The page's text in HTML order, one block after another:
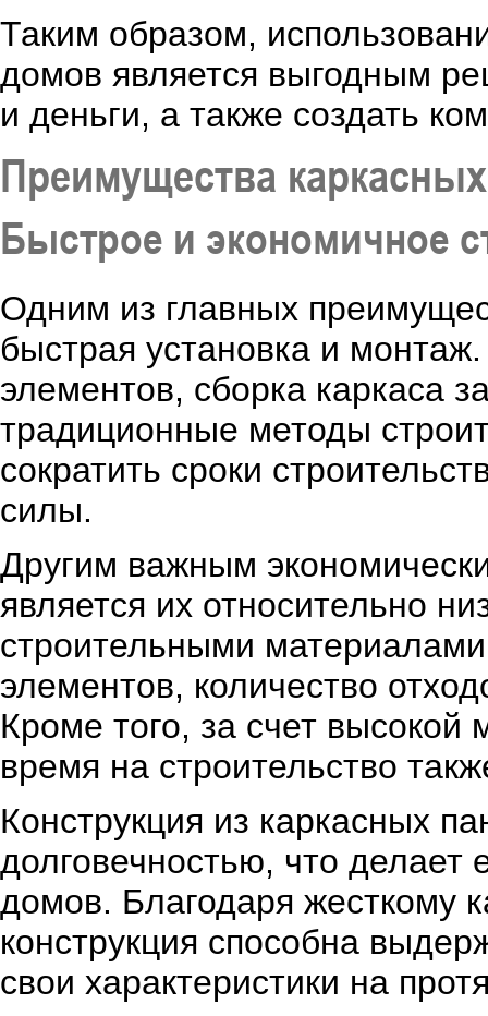
Таким образом,
домов является выгодным
и деньги, а также создать
Преимущества
Быстрое и экономичное
Одним из главных
быстрая установка и
элементов, сборка каркаса
традиционные методы
сократить сроки
силы.
Другим важным
является их относительно
строительными
элементов, количество
Кроме того, за счет высокой
время на строительство
Конструкция из каркасных
долговечностью, что делает
домов. Благодаря жесткому
конструкция способна
свои характеристики на